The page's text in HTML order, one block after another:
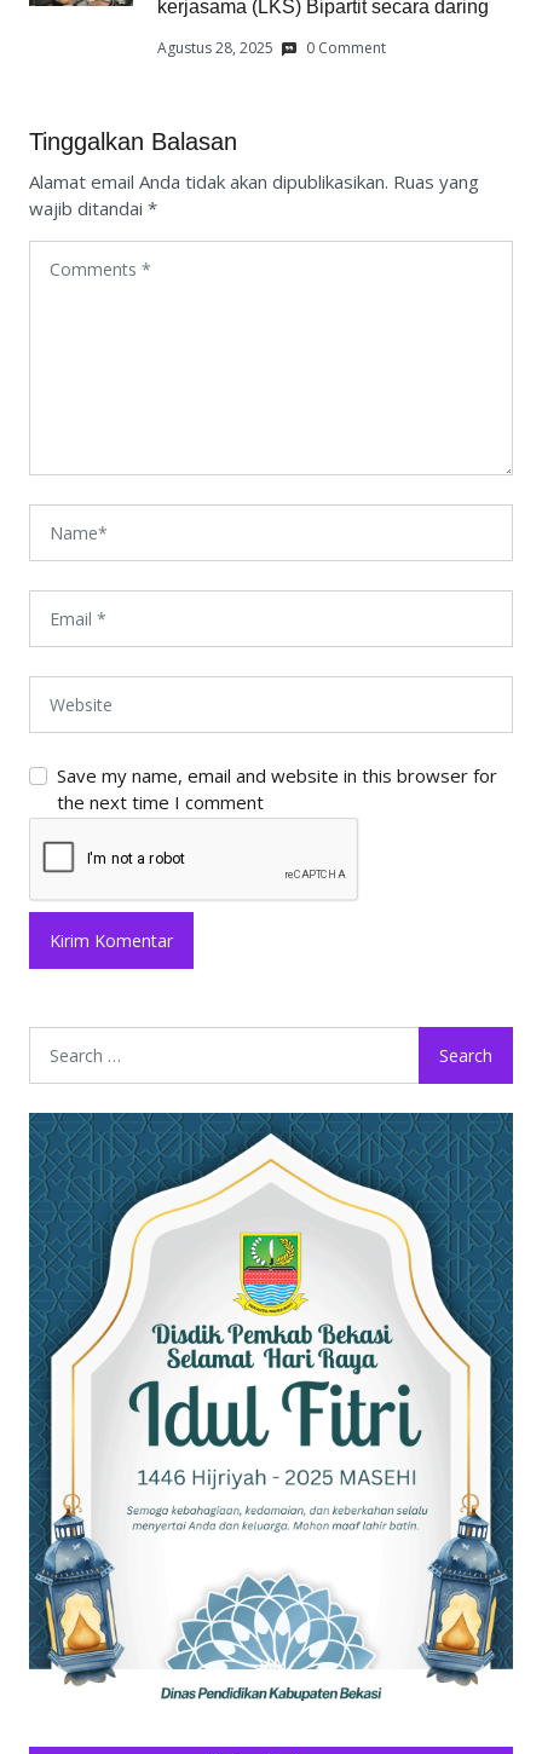
kerjasama (LKS) Bipartit secara daring
Agustus 28, 2025 0 Comment
Tinggalkan Balasan
Alamat email Anda tidak akan dipublikasikan. Ruas yang
wajib ditandai *
Save my name, email and website in this browser for
the next time I comment